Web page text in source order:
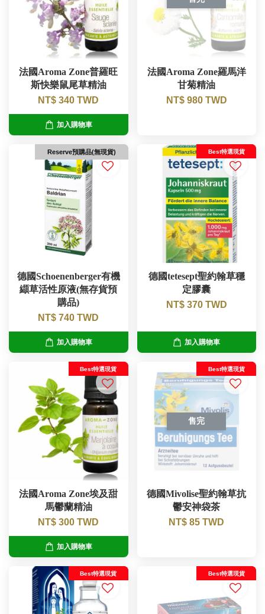
法國Aroma Zone普羅旺
斯快樂鼠尾草精油
NT$ 340 TWD
加入購物車
法國Aroma Zone羅馬洋
甘菊精油
NT$ 980 TWD
Reserve預購品(無現貨)
德國Schoenenberger有機
纈草活性原液(無存貨預
購品)
NT$ 740 TWD
加入購物車
Best特選現貨
德國tetesept聖約翰草穩
定膠囊
NT$ 370 TWD
加入購物車
Best特選現貨
法國Aroma Zone埃及甜
馬鬱蘭精油
NT$ 300 TWD
加入購物車
售完
Best特選現貨
德國Mivolise聖約翰草抗
鬱安神袋茶
NT$ 85 TWD
Best特選現貨 Best特選現貨